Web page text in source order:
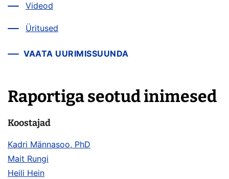
Videod
Üritused
VAATA UURIMISSUUNDA
Raportiga seotud inimesed
Koostajad
Kadri Männasoo, PhD
Mait Rungi
Heili Hein